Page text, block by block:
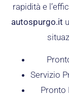
rapidità e
autospurgo.it
Servizio
Pronto